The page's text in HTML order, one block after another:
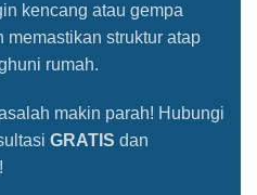
kencang atau gempa
memastikan struktur atap
rumah.
makin parah! Hubungi
GRATIS dan